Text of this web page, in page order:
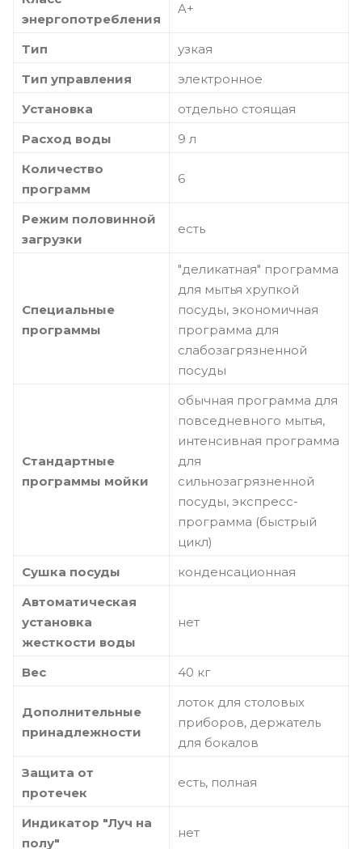
энергопотребления
A+
Тип
узкая
Тип управления
электронное
Установка
отдельно стоящая
Расход воды
9 л
Количество
программ
6
Режим половинной
загрузки
есть
Специальные
программы
"деликатная" программа
для мытья хрупкой
посуды, экономичная
программа для
слабозагрязненной
посуды
Стандартные
программы мойки
обычная программа для
повседневного мытья,
интенсивная программа
для
сильнозагрязненной
посуды, экспресс-
программа (быстрый
цикл)
Сушка посуды
конденсационная
Автоматическая
установка
жесткости воды
нет
Вес 40 кг
Дополнительные
принадлежности
лоток для столовых
приборов, держатель
для бокалов
Защита от
протечек
есть, полная
Индикатор "Луч на
полу"
нет